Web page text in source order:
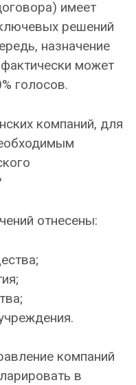
имеет
решений
назначение
может
голосов.
компаний, для
отнесены:
компаний
в